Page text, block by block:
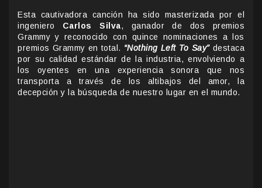
Esta cautivadora canción ha sido masterizada por el
ingeniero Carlos Silva, ganador de dos premios
Grammy y reconocido con quince nominaciones a los
premios Grammy en total. “Nothing Left To Say”destaca
por su calidad estándar de la industria, envolviendo a
los oyentes en una experiencia sonora que nos
transporta a través de los altibajos del amor, la
decepción y la búsqueda de nuestro lugar en el mundo.